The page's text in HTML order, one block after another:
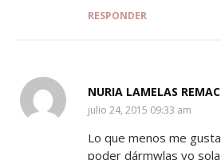
RESPONDER
NURIA LAMELAS
julio 24, 2015 09:33 am
Lo que menos me
poder dármwlas yo